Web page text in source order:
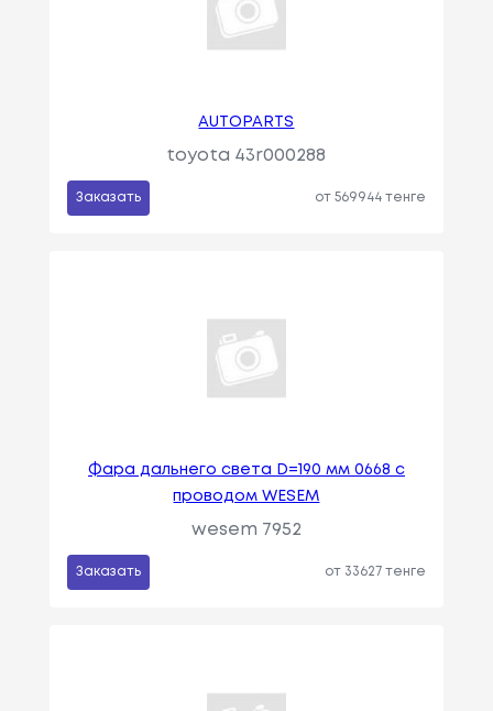
AUTOPARTS
toyota 43r000288
Заказать от 569944 тенге
Фара дальнего света D=190 мм 0668 с
проводом WESEM
wesem 7952
Заказать от 33627 тенге